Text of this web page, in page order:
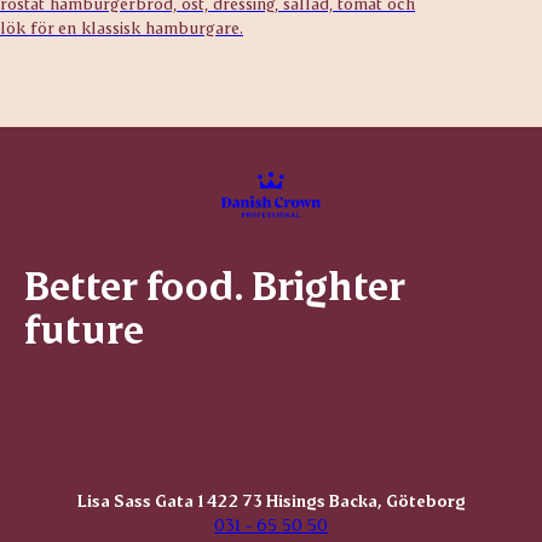
lök för en klassisk hamburgare.
Better food. Brighter
future
Lisa Sass Gata 1 422 73 Hisings Backa, Göteborg
031 - 65 50 50